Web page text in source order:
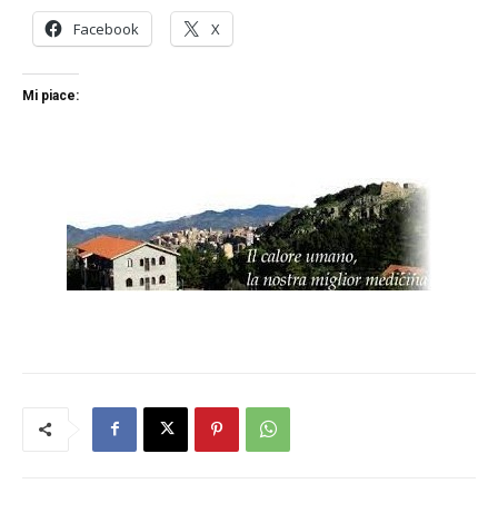
Facebook X
Mi piace: